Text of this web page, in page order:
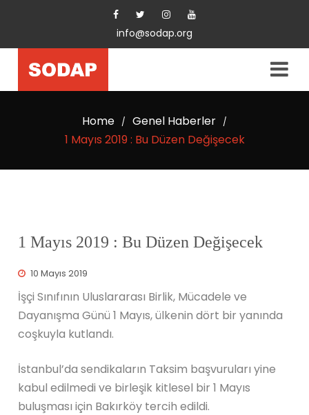
info@sodap.org
Home / Genel Haberler /
1 Mayıs 2019 : Bu Düzen Değişecek
1 Mayıs 2019 : Bu Düzen Değişecek
10 Mayıs 2019
İşçi Sınıfının Uluslararası Birlik, Mücadele ve
Dayanışma Günü 1 Mayıs, ülkenin dört bir yanında
coşkuyla kutlandı.
İstanbul’da sendikaların Taksim başvuruları yine
kabul edilmedi ve birleşik kitlesel bir 1 Mayıs
buluşması için Bakırköy tercih edildi.